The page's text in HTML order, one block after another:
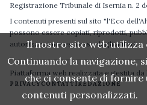
Registrazione Tribunale di Isernia n. 2
I contenuti presenti sul sito "l'Eco
possono essere copiati, riprodotti,
autorizzazione espressa degli autori.
Piattaforma web realizzata e gestita da
PRIVACYCONTATTIREDAZIONE
Il nostro sito web utilizza
Continuando la navigazione,
che ci consente di fornire
contenuti personalizzati.